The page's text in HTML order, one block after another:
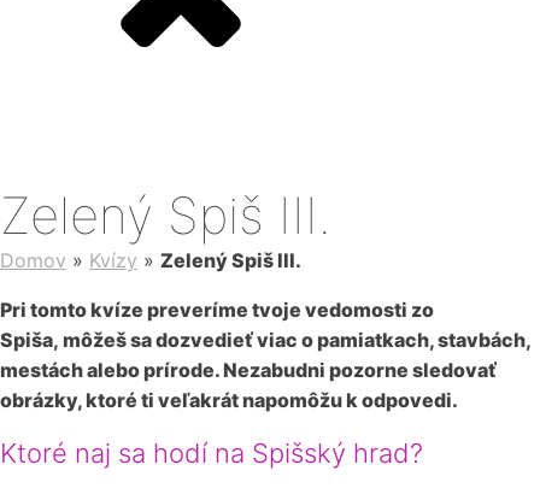
Zelený Spiš III.
Domov » Kvízy » Zelený Spiš III.
Pri tomto kvíze preveríme tvoje vedomosti zo
Spiša, môžeš sa dozvedieť viac o pamiatkach, stavbách,
mestách alebo prírode. Nezabudni pozorne sledovať
obrázky, ktoré ti veľakrát napomôžu k odpovedi.
Ktoré naj sa hodí na Spišský hrad?